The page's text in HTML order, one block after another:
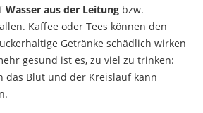
Wasser aus der Leitung bzw.
Kaffee oder Tees können den
Getränke schädlich wirken
gesund ist es, zu viel zu trinken:
das Blut und der Kreislauf kann